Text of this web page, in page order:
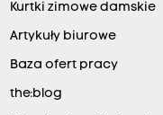
Kurtki zimowe damskie
Artykuły biurowe
Baza ofert pracy
the:blog